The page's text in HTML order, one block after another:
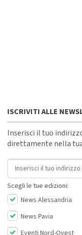
ISCRIVITI ALLE
Inserisci il tuo
direttamente nella
Indirizzo email
Scegli le tue edizioni:
News Alessandria
News Pavia